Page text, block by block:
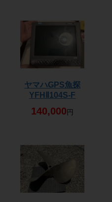
ヤマハGPS魚探
YFHⅡ104S-F
140,000 円